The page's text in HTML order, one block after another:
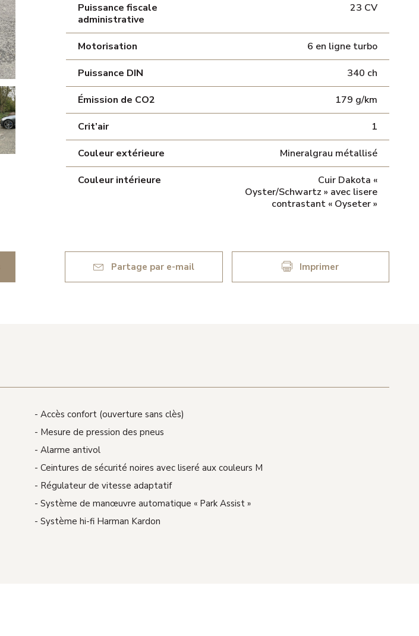
Puissance fiscale
administrative
23 CV
Motorisation 6 en ligne turbo
Puissance DIN 340 ch
Émission de CO2 179 g/km
Crit’air 1
Couleur extérieure Mineralgrau métallisé
Couleur intérieure
Cuir Dakota «
Oyster/Schwartz » avec lisere
contrastant « Oyseter »
Partage par e-mail Imprimer
Accès confort (ouverture sans clès)
Mesure de pression des pneus
Alarme antivol
Ceintures de sécurité noires avec liseré aux couleurs M
Régulateur de vitesse adaptatif
Système de manœuvre automatique « Park Assist »
Système hi-fi Harman Kardon